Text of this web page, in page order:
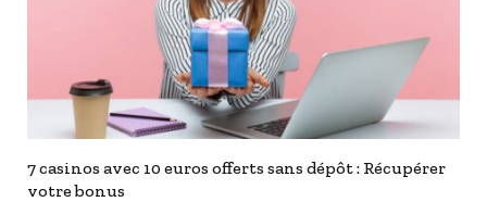
7 casinos avec 10 euros offerts sans dépôt : Récupérer
votre bonus